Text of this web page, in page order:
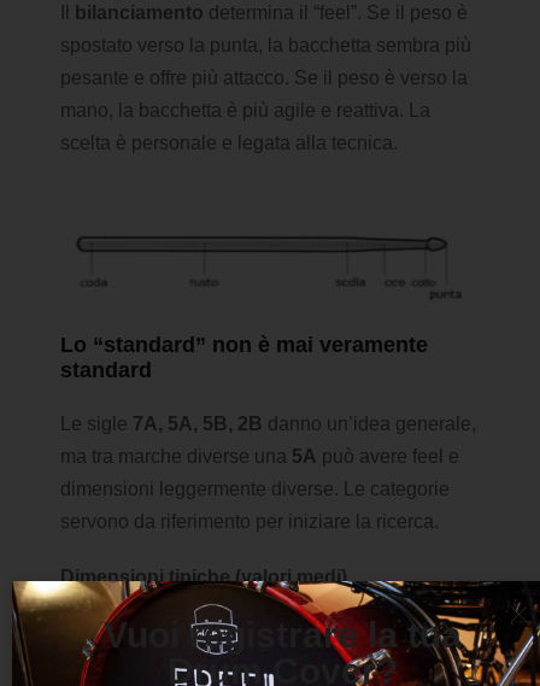
bilanciamento determina il “feel”. Se il peso è
spostato verso la punta, la bacchetta sembra più
pesante e offre più attacco. Se il peso è verso la
mano, la bacchetta è più agile e reattiva. La
scelta è personale e legata alla tecnica.
Lo “standard” non è mai veramente
standard
Le sigle 7A, 5A, 5B, 2B danno un’idea generale,
ma tra marche diverse una 5A può avere feel e
dimensioni leggermente diverse. Le categorie
servono da riferimento per iniziare la ricerca.
Dimensioni tipiche (valori medi)
Modello
Peso
(g)
Lunghezza
(in/cm)
Spessore
(in/mm)
Collo
(in/
Vuoi registrare la tua
Drum Cover?